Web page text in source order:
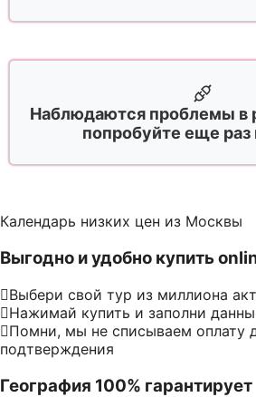
Наблюдаются проблемы в
попробуйте еще раз
Календарь низких цен из Москвы
Выгодно и удобно купить
Выбери свой тур из миллиона
Нажимай купить и заполни
Помни, мы не списываем оплату
подтверждения
География 100% гарантирует